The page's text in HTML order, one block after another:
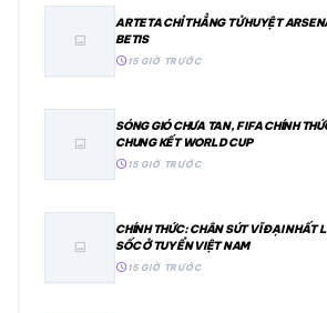
image
ARTETA CHỈ THẲNG TỬ HUYỆT
BETIS
schedule15 GIỜ TRƯỚC
image
SÓNG GIÓ CHƯA TAN, FIFA CHÍNH
CHUNG KẾT WORLD CUP
schedule15 GIỜ TRƯỚC
image
CHÍNH THỨC: CHÂN SÚT VĨ ĐẠI NHẤT
SỐC Ở TUYỂN VIỆT NAM
schedule15 GIỜ TRƯỚC